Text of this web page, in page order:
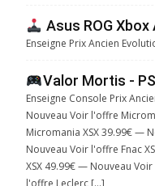
Asus ROG
Enseigne Prix Ancien
Valor Mortis -
Enseigne Console Prix
Nouveau Voir l'offre
Micromania XSX 39.99€ —
Nouveau Voir l'offre Fnac
XSX 49.99€ — Nouveau